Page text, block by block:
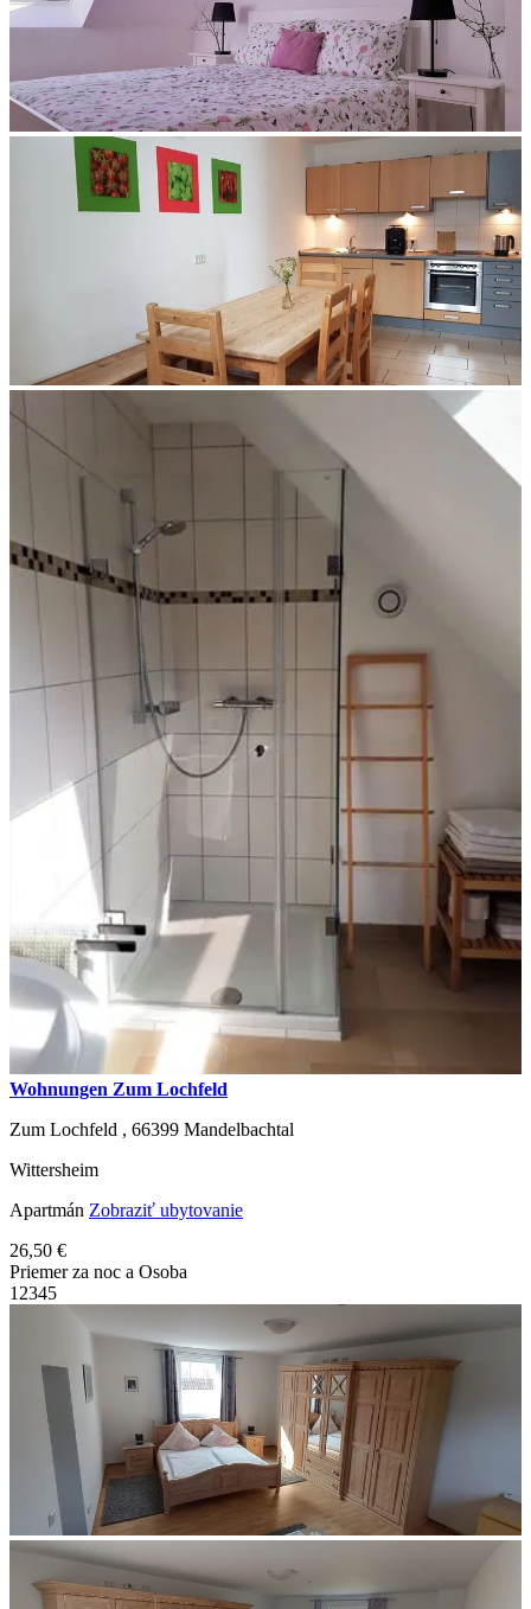
Wohnungen Zum Lochfeld
Zum Lochfeld , 66399 Mandelbachtal
Wittersheim
Apartmán Zobraziť ubytovanie
26,50 €
Priemer za noc a Osoba
1 2345